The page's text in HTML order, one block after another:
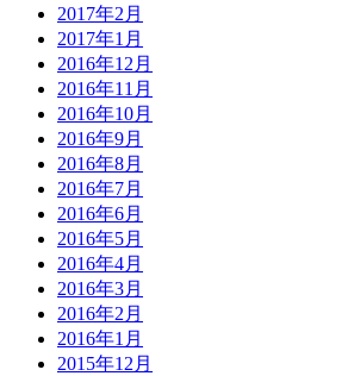
2017年2月
2017年1月
2016年12月
2016年11月
2016年10月
2016年9月
2016年8月
2016年7月
2016年6月
2016年5月
2016年4月
2016年3月
2016年2月
2016年1月
2015年12月